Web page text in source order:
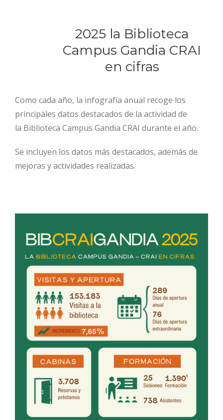
2025 la Biblioteca
Campus Gandia CRAI
en cifras
Como cada año, la infografía anual recoge los
principales datos destacados de la actividad de
la Biblioteca Campus Gandia CRAI durante el año.
Se incluyen los datos más destacados, además de
mejoras y actividades realizadas.